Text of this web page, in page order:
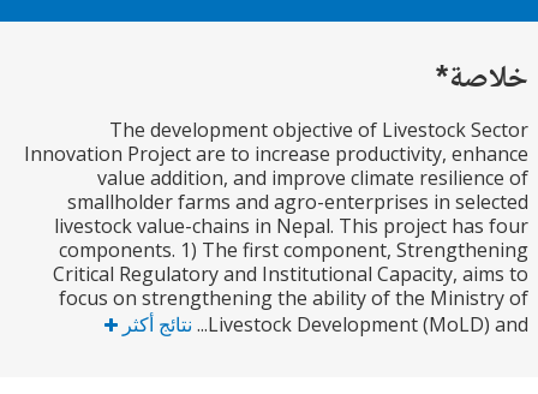
The development objective of Livestock
Innovation Project are to increase productivity,
value addition, and improve climate
smallholder farms and agro-enterprises in
livestock value-chains in Nepal. This project
components. 1) The first component,
Critical Regulatory and Institutional Capacity,
focus on strengthening the ability of the
Livestock Development نتائج أكثر